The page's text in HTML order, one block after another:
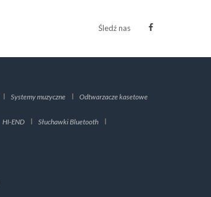
Śledź nas
Systemy muzyczne Odtwarzacze kasetowe
HI-END
Słuchawki Bluetooth